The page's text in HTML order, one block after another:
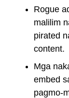
Rogue
malilim
pirated
content.
Mga
embed
pagmo-